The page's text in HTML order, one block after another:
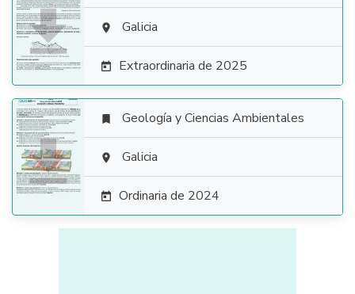
  Galicia
 Extraordinaria de 2025

 Geología y Ciencias Ambientales
 Galicia
 Ordinaria de 2024